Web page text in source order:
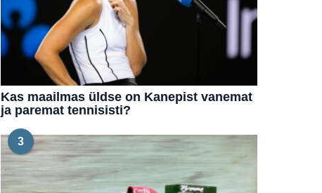
Kas maailmas üldse on Kanepist vanemat
ja paremat tennisisti?
3